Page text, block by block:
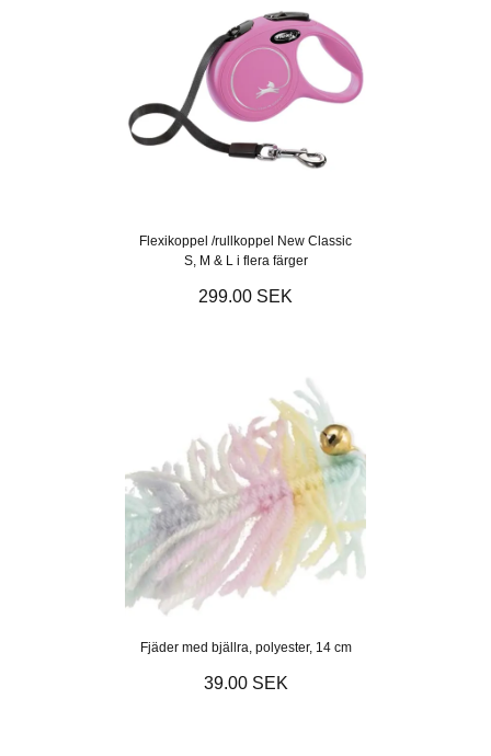
Flexikoppel /rullkoppel New Classic
S, M & L i flera färger
299.00 SEK
Fjäder med bjällra, polyester, 14 cm
39.00 SEK